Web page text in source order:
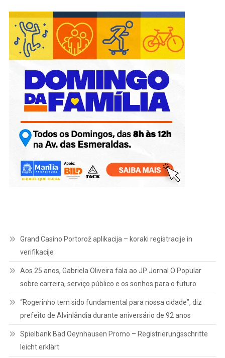
Grand Casino Portorož aplikacija – koraki registracije in
verifikacije
Aos 25 anos, Gabriela Oliveira fala ao JP Jornal O Popular
sobre carreira, serviço público e os sonhos para o futuro
“Rogerinho tem sido fundamental para nossa cidade”, diz
prefeito de Alvinlândia durante aniversário de 92 anos
Spielbank Bad Oeynhausen Promo – Registrierungsschritte
leicht erklärt